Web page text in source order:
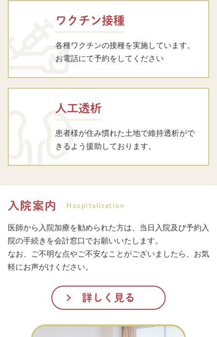
ワクチン接種
各種ワクチンの接種を実施しています。
お電話にて予約をしてください
人工透析
患者様が住み慣れた土地で維持透析がで
きるよう援助しております。
入院案内 Hospitalization
医師から入院加療を勧められた方は、当日入院及び予約入
院の手続きを会計窓口でお願いいたします。
なお、ご不明な点やご不安なことがございましたら、お気
軽にお声がけください。
詳しく見る